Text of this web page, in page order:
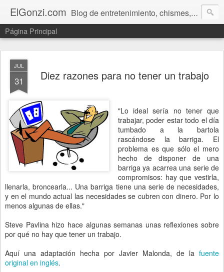
ElGonzi.com Blog de entretenimiento, chismes, humor, farándula, curiosidades, ovnis, noticias calientes, fotos, videos, paranormal y ¡más!
Página Principal
JUL
31 Diez razones para no tener un trabajo
"Lo ideal sería no tener que
trabajar, poder estar todo el día
tumbado a la bartola
rascándose la barriga. El
problema es que sólo el mero
hecho de disponer de una
barriga ya acarrea una serie de
compromisos: hay que vestirla,
llenarla, broncearla... Una barriga tiene una serie de necesidades,
y en el mundo actual las necesidades se cubren con dinero. Por lo
menos algunas de ellas."
Steve Pavlina hizo hace algunas semanas unas reflexiones sobre
por qué no hay que tener un trabajo.
Aquí una adaptación hecha por Javier Malonda, de la fuente
original en inglés.